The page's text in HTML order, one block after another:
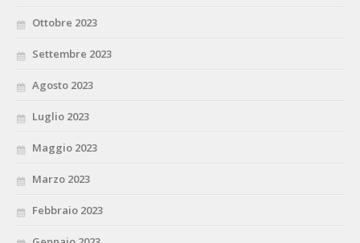
Ottobre 2023
Settembre 2023
Agosto 2023
Luglio 2023
Maggio 2023
Marzo 2023
Febbraio 2023